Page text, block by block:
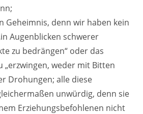
Geheimnis, denn wir haben kein
Augenblicken schwerer
zu bedrängen“ oder das
„erzwingen, weder mit Bitten
Drohungen; alle diese
unwürdig, denn sie
Erziehungsbefohlenen nicht